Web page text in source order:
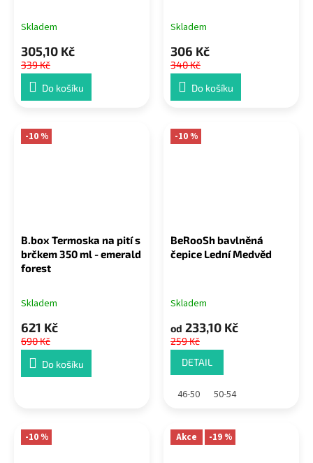
Skladem
305,10 Kč
339 Kč
Do košíku
Skladem
306 Kč
340 Kč
Do košíku
-10 %
B.box Termoska na pití s
brčkem 350 ml - emerald
forest
Skladem
621 Kč
690 Kč
Do košíku
-10 %
BeRooSh bavlněná
čepice Lední Medvěd
Skladem
od 233,10 Kč
259 Kč
DETAIL
46-50 50-54
-10 % Akce -19 %